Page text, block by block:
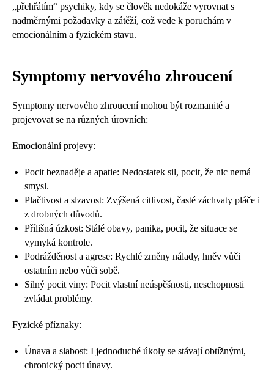
„přehřátím“ psychiky, kdy se člověk nedokáže vyrovnat s
nadměrnými požadavky a zátěží, což vede k poruchám v
emocionálním a fyzickém stavu.
Symptomy nervového zhroucení
Symptomy nervového zhroucení mohou být rozmanité a
projevovat se na různých úrovních:
Emocionální projevy:
Pocit beznaděje a apatie: Nedostatek sil, pocit, že nic nemá
smysl.
Plačtivost a slzavost: Zvýšená citlivost, časté záchvaty pláče i
z drobných důvodů.
Přílišná úzkost: Stálé obavy, panika, pocit, že situace se
vymyká kontrole.
Podrážděnost a agrese: Rychlé změny nálady, hněv vůči
ostatním nebo vůči sobě.
Silný pocit viny: Pocit vlastní neúspěšnosti, neschopnosti
zvládat problémy.
Fyzické příznaky:
Únava a slabost: I jednoduché úkoly se stávají obtížnými,
chronický pocit únavy.